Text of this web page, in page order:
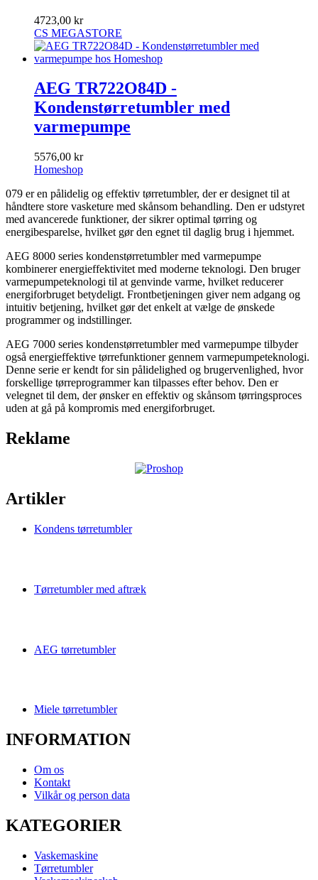
4723,00 kr
CS MEGASTORE
AEG TR722O84D -
Kondenstørretumbler med
varmepumpe
5576,00 kr
Homeshop
079 er en pålidelig og effektiv tørretumbler, der er designet til at
håndtere store vasketure med skånsom behandling. Den er udstyret
med avancerede funktioner, der sikrer optimal tørring og
energibesparelse, hvilket gør den egnet til daglig brug i hjemmet.
AEG 8000 series kondenstørretumbler med varmepumpe
kombinerer energieffektivitet med moderne teknologi. Den bruger
varmepumpeteknologi til at genvinde varme, hvilket reducerer
energiforbruget betydeligt. Frontbetjeningen giver nem adgang og
intuitiv betjening, hvilket gør det enkelt at vælge de ønskede
programmer og indstillinger.
AEG 7000 series kondenstørretumbler med varmepumpe tilbyder
også energieffektive tørrefunktioner gennem varmepumpeteknologi.
Denne serie er kendt for sin pålidelighed og brugervenlighed, hvor
forskellige tørreprogrammer kan tilpasses efter behov. Den er
velegnet til dem, der ønsker en effektiv og skånsom tørringsproces
uden at gå på kompromis med energiforbruget.
Reklame
Artikler
Kondens tørretumbler
Tørretumbler med aftræk
AEG tørretumbler
Miele tørretumbler
INFORMATION
Om os
Kontakt
Vilkår og person data
KATEGORIER
Vaskemaskine
Tørretumbler